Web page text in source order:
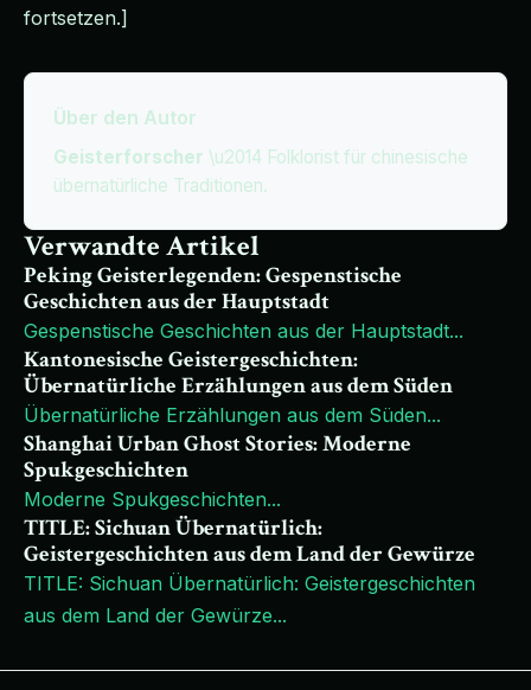
fortsetzen.]
Über den Autor
Geisterforscher \u2014 Folklorist für chinesische
übernatürliche Traditionen.
Verwandte Artikel
Peking Geisterlegenden: Gespenstische
Geschichten aus der Hauptstadt
Gespenstische Geschichten aus der Hauptstadt...
Kantonesische Geistergeschichten:
Übernatürliche Erzählungen aus dem Süden
Übernatürliche Erzählungen aus dem Süden...
Shanghai Urban Ghost Stories: Moderne
Spukgeschichten
Moderne Spukgeschichten...
TITLE: Sichuan Übernatürlich:
Geistergeschichten aus dem Land der Gewürze
TITLE: Sichuan Übernatürlich: Geistergeschichten
aus dem Land der Gewürze...